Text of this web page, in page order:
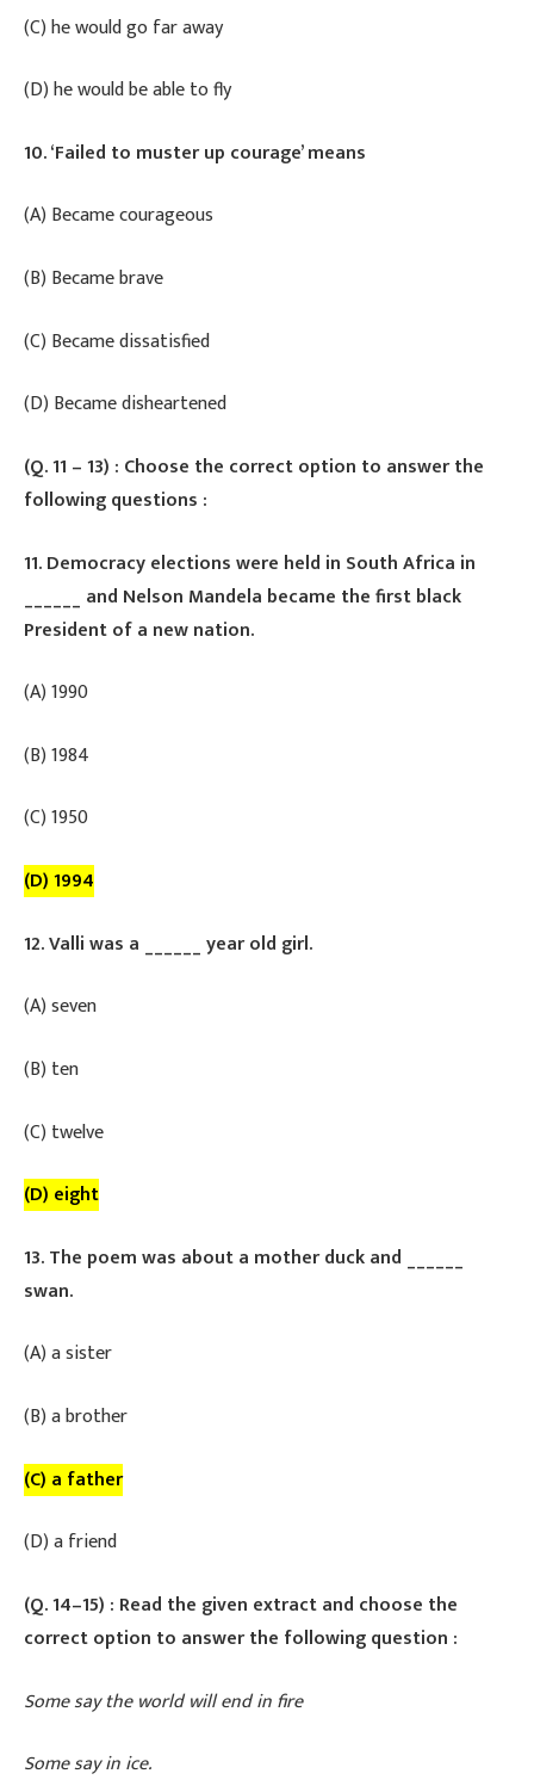
(C) he would go far away
(D) he would be able to fly
10. ‘Failed to muster up courage’ means
(A) Became courageous
(B) Became brave
(C) Became dissatisfied
(D) Became disheartened
(Q. 11 – 13) : Choose the correct option to answer the
following questions :
11. Democracy elections were held in South Africa in
______ and Nelson Mandela became the first black
President of a new nation.
​(A) 1990
​(B) 1984
​(C) 1950
(D) 1994
12. Valli was a ______ year old girl.
​(A) seven
​(B) ten
​(C) twelve
(D) eight
13. The poem was about a mother duck and ______
swan.
​(A) a sister
​(B) a brother
(C) a father
​(D) a friend
​(Q. 14–15) : Read the given extract and choose the
correct option to answer the following question :
Some say the world will end in fire
Some say in ice.